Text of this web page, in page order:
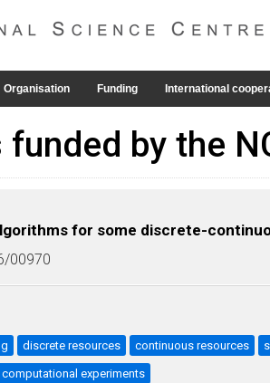
Organisation Funding International
funded by the
for some discrete-
00970
discrete resources continuous resources
computational experiments